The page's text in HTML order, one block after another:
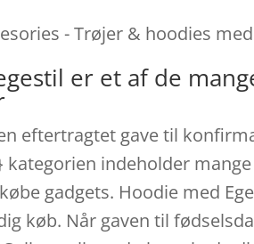
- Trøjer & hoodies
er et af de
eftertragtet gave til
indeholder
gadgets. Hoodie med
køb. Når gaven til